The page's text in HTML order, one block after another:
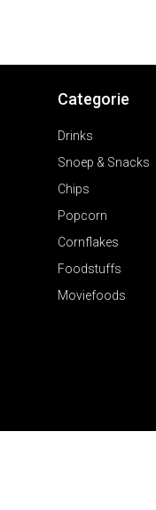
Categorie
Drinks
Snoep & Snacks
Chips
Popcorn
Cornflakes
Foodstuffs
Moviefoods